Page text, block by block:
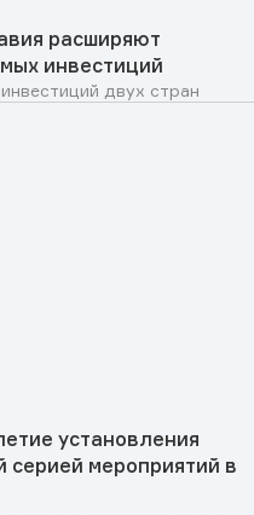
расширяют
инвестиций
двух стран
установления
серией мероприятий в